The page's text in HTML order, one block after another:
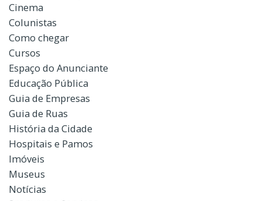
Cinema
Colunistas
Como chegar
Cursos
Espaço do Anunciante
Educação Pública
Guia de Empresas
Guia de Ruas
História da Cidade
Hospitais e Pamos
Imóveis
Museus
Notícias